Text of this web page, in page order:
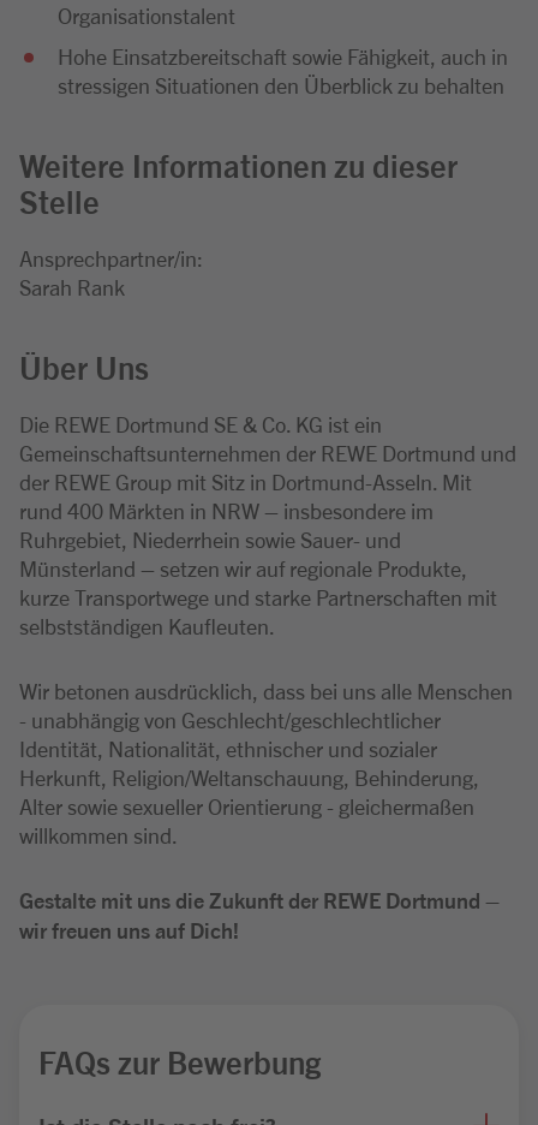
Organisationstalent
Hohe Einsatzbereitschaft sowie Fähigkeit, auch in
stressigen Situationen den Überblick zu behalten
Weitere Informationen zu dieser
Stelle
Ansprechpartner/in:
Sarah Rank
Über Uns
Die REWE Dortmund SE & Co. KG ist ein
Gemeinschaftsunternehmen der REWE Dortmund und
der REWE Group mit Sitz in Dortmund-Asseln. Mit
rund 400 Märkten in NRW – insbesondere im
Ruhrgebiet, Niederrhein sowie Sauer- und
Münsterland – setzen wir auf regionale Produkte,
kurze Transportwege und starke Partnerschaften mit
selbstständigen Kaufleuten.
Wir betonen ausdrücklich, dass bei uns alle Menschen
- unabhängig von Geschlecht/geschlechtlicher
Identität, Nationalität, ethnischer und sozialer
Herkunft, Religion/Weltanschauung, Behinderung,
Alter sowie sexueller Orientierung - gleichermaßen
willkommen sind.
Gestalte mit uns die Zukunft der REWE Dortmund –
wir freuen uns auf Dich!
FAQs zur Bewerbung